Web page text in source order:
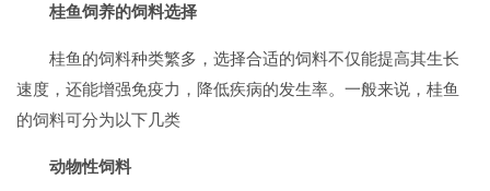
桂鱼饲养的饲料选择
桂鱼的饲料种类繁多，选择合适的饲料不仅能提高其生长
速度，还能增强免疫力，降低疾病的发生率。一般来说，桂鱼
的饲料可分为以下几类
动物性饲料